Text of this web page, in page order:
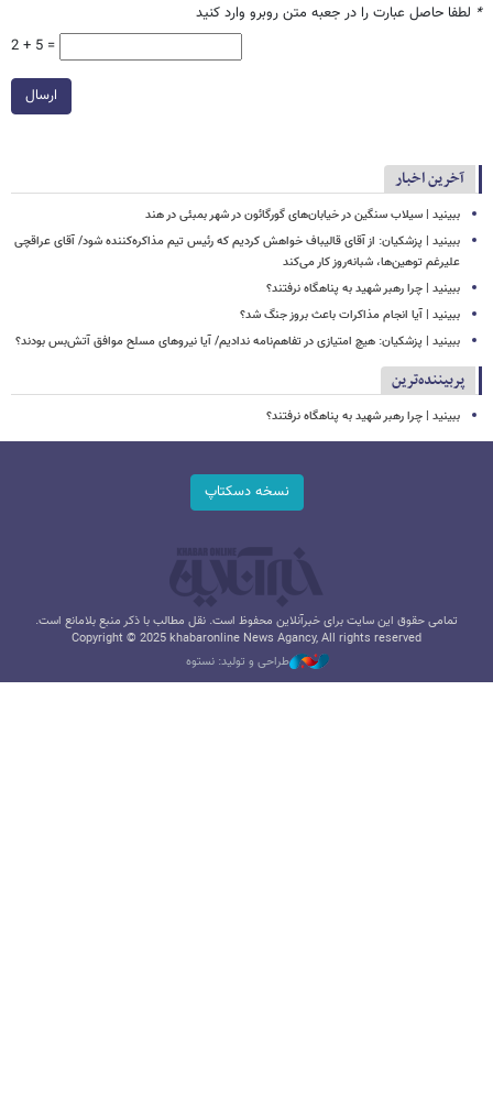
* لطفا حاصل عبارت را در جعبه متن روبرو وارد کنید
2 + 5 =
ارسال
آخرین اخبار
ببینید | سیلاب‌ سنگین در خیابان‌های گورگائون در شهر بمبئی در هند
ببینید | پزشکیان: از آقای قالیباف خواهش کردیم که رئیس تیم مذاکره‌کننده شود/ آقای عراقچی
علیرغم توهین‌ها، شبانه‌روز کار می‌کند
ببینید | چرا رهبر شهید به پناهگاه نرفتند؟
ببینید | آیا انجام مذاکرات باعث بروز جنگ شد؟
ببینید | پزشکیان: هیچ امتیازی در تفاهم‌نامه ندادیم/ آیا نیروهای مسلح موافق آتش‌بس بودند؟
پربیننده‌ترین
ببینید | چرا رهبر شهید به پناهگاه نرفتند؟
نسخه دسکتاپ
تمامی حقوق این سایت برای خبرآنلاین محفوظ است. نقل مطالب با ذکر منبع بلامانع است.
Copyright © 2025 khabaronline News Agancy, All rights reserved
طراحی و تولید: نستوه